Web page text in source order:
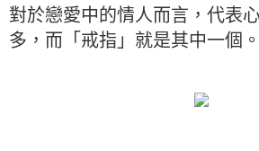
對於戀愛中的情人而言，代表
多，而「戒指」就是其中一個。